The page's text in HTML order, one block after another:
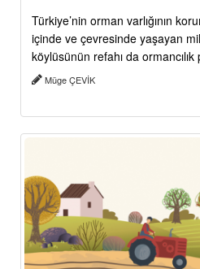
Türkiye’nin orman varlığının
içinde ve çevresinde yaşayan
köylüsünün refahı da ormancılık
Müge ÇEVİK